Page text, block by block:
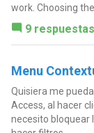
work. Choosing
9 respuestas
Menu
Quisiera me
Access, al hacer
necesito bloquear